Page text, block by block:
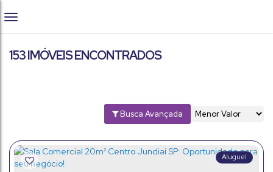
153 IMÓVEIS ENCONTRADOS
Busca Avançada